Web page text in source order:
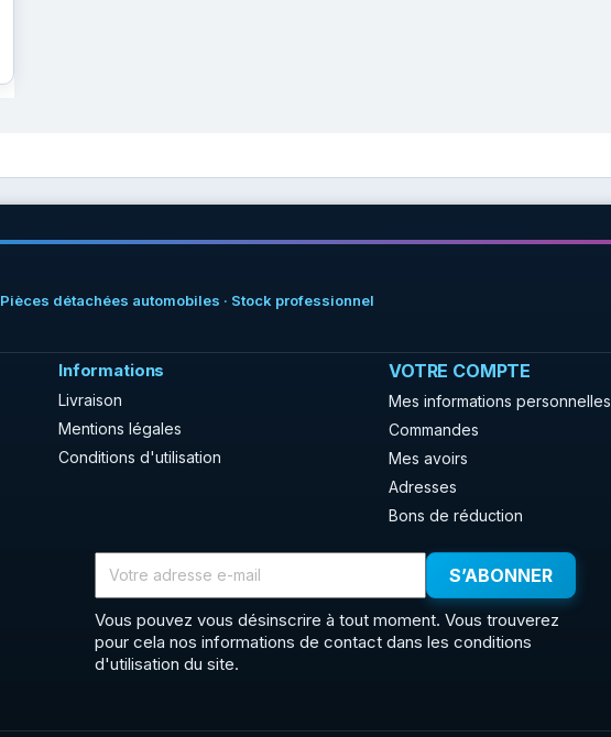
Pièces détachées automobiles · Stock professionnel
Informations
Livraison
Mentions légales
Conditions d'utilisation
VOTRE COMPTE
Mes informations personnelles
Commandes
Mes avoirs
Adresses
Bons de réduction
Vous pouvez vous désinscrire à tout moment. Vous trouverez
pour cela nos informations de contact dans les conditions
d'utilisation du site.